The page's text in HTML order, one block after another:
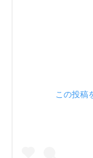
この投稿